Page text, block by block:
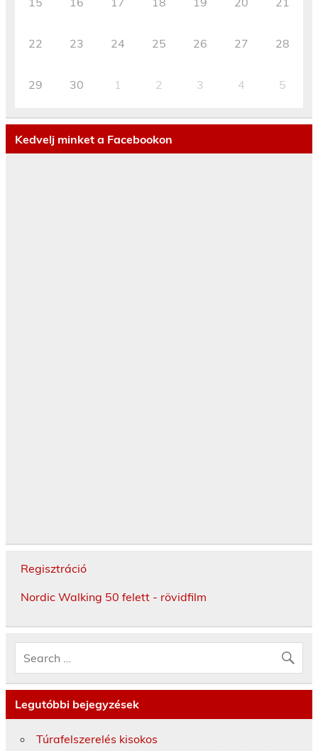
22 23 24 25 26 27 28
29 30 1 2 3 4 5
Kedvelj minket a Facebookon
Regisztráció
Nordic Walking 50 felett - rövidfilm
Legutóbbi bejegyzések
Túrafelszerelés kisokos